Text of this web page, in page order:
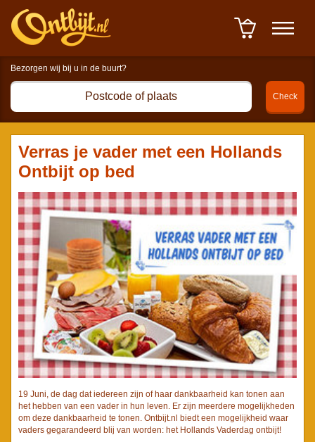
Verras je vader met een Hollands
Ontbijt op bed
19 Juni, de dag dat iedereen zijn of haar dankbaarheid kan tonen aan
het hebben van een vader in hun leven. Er zijn meerdere mogelijkheden
om deze dankbaarheid te tonen. Ontbijt.nl biedt een mogelijkheid waar
vaders gegarandeerd blij van worden: het Hollands Vaderdag ontbijt!